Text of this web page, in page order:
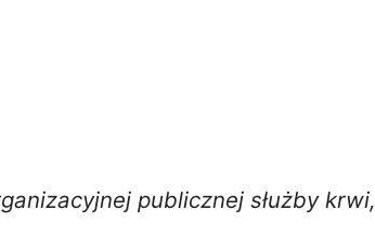
publicznej służby krwi,